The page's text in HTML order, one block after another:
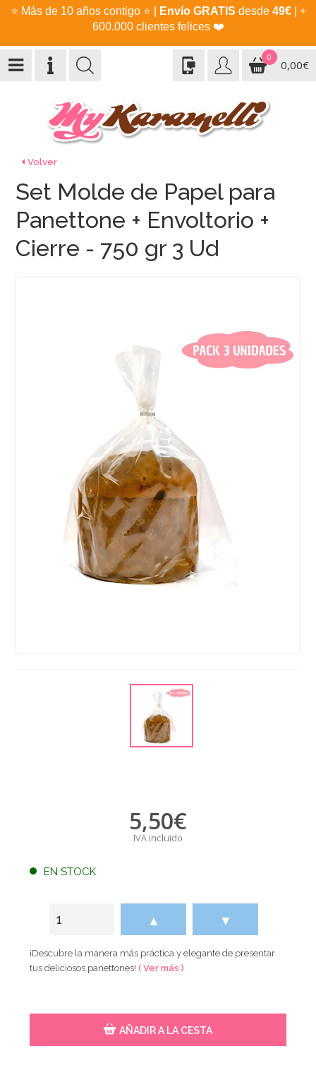
⭐ Más de 10 años contigo ⭐ Envío GRATIS desde 49€| +
600.000 clientes felices ❤️
0
0,00€
Volver
Set Molde de Papel para
Panettone + Envoltorio +
Cierre - 750 gr 3 Ud
5,50€
IVA incluido
EN STOCK
▲ ▼
¡Descubre la manera más práctica y elegante de presentar
tus deliciosos panettones!( Ver más )
AÑADIR A LA CESTA